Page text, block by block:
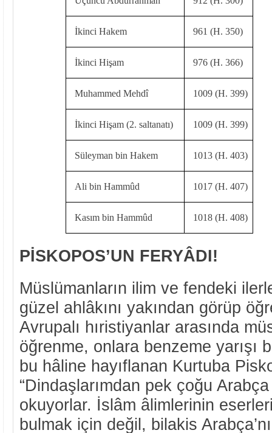
İkinci Hakem 961 (H. 350)
İkinci Hişam 976 (H. 366)
Muhammed Mehdî 1009 (H. 399)
İkinci Hişam (2. saltanatı) 1009 (H. 399)
Süleyman bin Hakem 1013 (H. 403)
Ali bin Hammûd 1017 (H. 407)
Kasım bin Hammûd 1018 (H. 408)
PİSKOPOS’UN FERYÂDI!
Müslümanların ilim ve fendeki
güzel ahlâkını yakından görüp
Avrupalı hıristiyanlar arasında
öğrenme, onlara benzeme yarışı
bu hâline hayıflanan Kurtuba
“Dindaşlarımdan pek çoğu
okuyorlar. İslâm âlimlerinin
bulmak için değil, bilakis